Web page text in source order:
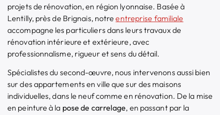
projets de rénovation, en région lyonnaise. Basée à
Lentilly, près de Brignais, notreentreprise familiale
accompagne les particuliers dans leurs travaux de
rénovation intérieure et extérieure, avec
professionnalisme, rigueur et sens du détail.
Spécialistes du second-œuvre, nous intervenons aussi bien
sur des appartements en ville que sur des maisons
individuelles, dans le neuf comme en rénovation. De la mise
en peinture à la pose de carrelage, en passant par la